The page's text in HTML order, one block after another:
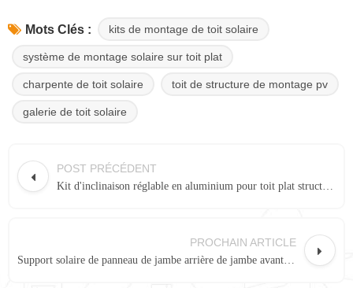
Mots Clés : kits de montage de toit solaire
système de montage solaire sur toit plat
charpente de toit solaire toit de structure de montage pv
galerie de toit solaire
POST PRÉCÉDENT
PROCHAIN ARTICLE